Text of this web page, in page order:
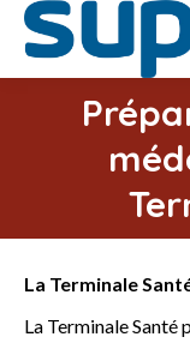
La Terminale
La Terminale Santé